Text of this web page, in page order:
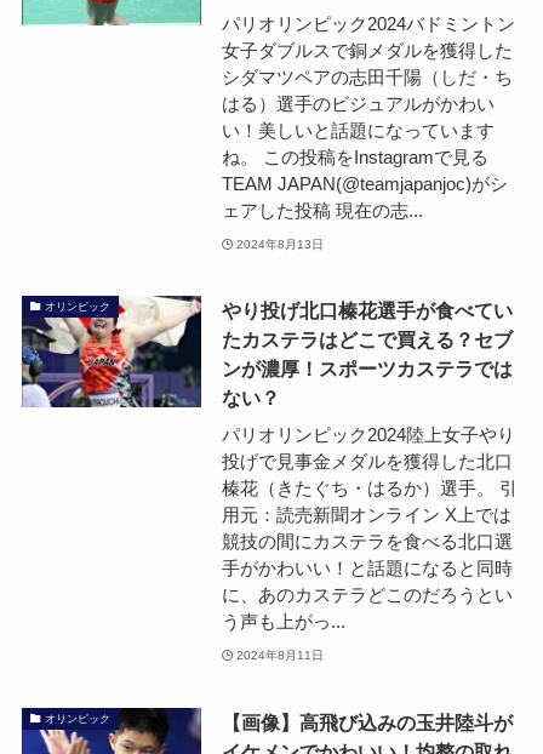
パリオリンピック2024バドミントン
女子ダブルスで銅メダルを獲得した
シダマツペアの志田千陽（しだ・ち
はる）選手のビジュアルがかわい
い！美しいと話題になっています
ね。 この投稿をInstagramで見る
TEAM JAPAN(@teamjapanjoc)がシ
ェアした投稿 現在の志...
2024年8月13日
オリンピック
やり投げ北口榛花選手が食べてい
たカステラはどこで買える？セブ
ンが濃厚！スポーツカステラでは
ない？
パリオリンピック2024陸上女子やり
投げで見事金メダルを獲得した北口
榛花（きたぐち・はるか）選手。 引
用元：読売新聞オンライン X上では
競技の間にカステラを食べる北口選
手がかわいい！と話題になると同時
に、あのカステラどこのだろうとい
う声も上がっ...
2024年8月11日
オリンピック
【画像】高飛び込みの玉井陸斗が